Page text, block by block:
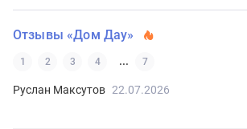
Отзывы «Дом Дау»
1 2 3 4 ... 7
Руслан Максутов 22.07.2026